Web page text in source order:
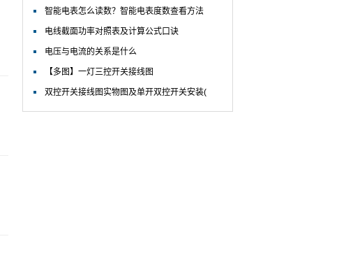
智能电表怎么读数？智能电表度数查看方法
电线截面功率对照表及计算公式口诀
电压与电流的关系是什么
【多图】一灯三控开关接线图
双控开关接线图实物图及单开双控开关安装(